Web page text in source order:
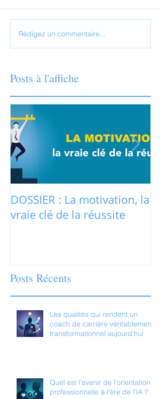
Rédigez un commentaire...
Posts à l'affiche
DOSSIER : La motivation, la
vraie clé de la réussite
Posts Récents
Les qualités qui rendent un
coach de carrière véritablement
transformationnel aujourd’hui
Quel est l’avenir de l’orientation
professionnelle à l’ère de l’IA ?